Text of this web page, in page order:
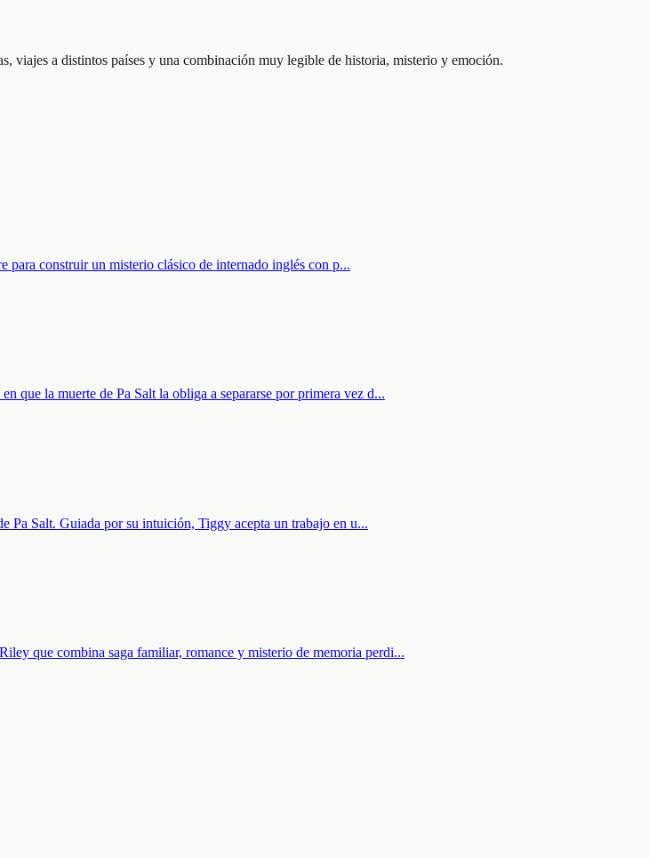
viajes a distintos países y una combinación muy legible de historia, misterio y emoción.
para construir un misterio clásico de internado inglés con p...
que la muerte de Pa Salt la obliga a separarse por primera vez d...
Pa Salt. Guiada por su intuición, Tiggy acepta un trabajo en u...
que combina saga familiar, romance y misterio de memoria perdi...